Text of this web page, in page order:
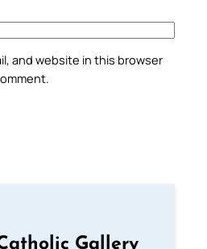
and website in this browser
Gallery